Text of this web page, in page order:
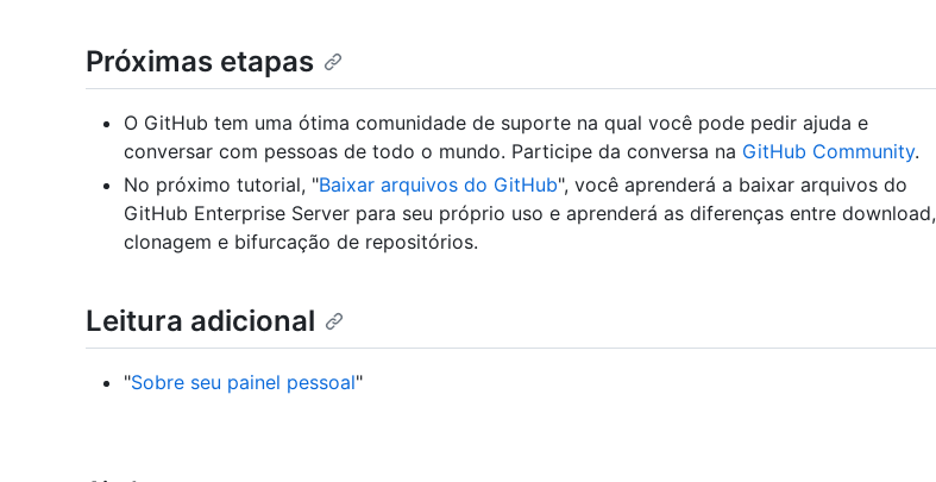
Próximas etapas
O GitHub tem uma ótima comunidade de suporte na qual você pode pedir ajuda e
conversar com pessoas de todo o mundo. Participe da conversa na GitHub Community.
No próximo tutorial, "Baixar arquivos do GitHub", você aprenderá a baixar arquivos do
GitHub Enterprise Server para seu próprio uso e aprenderá as diferenças entre download,
clonagem e bifurcação de repositórios.
Leitura adicional
"Sobre seu painel pessoal"